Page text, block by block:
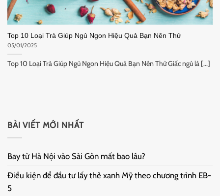
Top 10 Loại Trà Giúp Ngủ Ngon Hiệu Quả Bạn Nên Thử
05/01/2025
Top 10 Loại Trà Giúp Ngủ Ngon Hiệu Quả Bạn Nên Thử Giấc ngủ là [...]
BÀI VIẾT MỚI NHẤT
Bay từ Hà Nội vào Sài Gòn mất bao lâu?
Điều kiện để đầu tư lấy thẻ xanh Mỹ theo chương trình EB-
5